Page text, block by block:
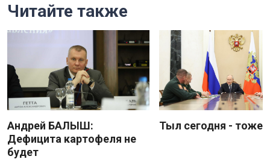
Читайте также
Андрей БАЛЫШ:
Дефицита картофеля не
будет
Тыл сегодня - тоже